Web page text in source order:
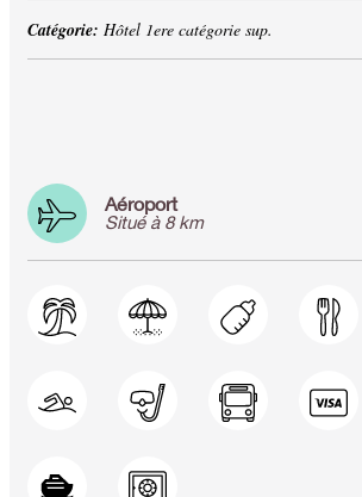
Catégorie: Hôtel 1ere catégorie sup.
Aéroport
Situé à 8 km